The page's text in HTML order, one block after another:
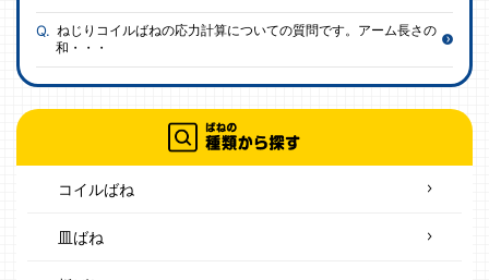
ねじりコイルばねの応力計算についての質問です。アーム長さの
和・・・
コイルばね
皿ばね